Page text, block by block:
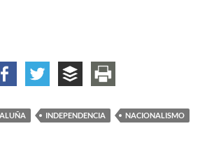
de las Bermudas. Independencia,
INDEPENDENCIA
NACIONALISMO